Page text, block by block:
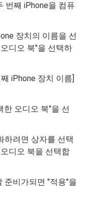
번째 iPhone을 컴퓨
장치의 이름을 선
디오 북"을 선택하
iPhone 장치 이름]
한 오디오 북"을 선
하려면 상자를 선택
디오 북을 선택합
준비가되면 "적용"을